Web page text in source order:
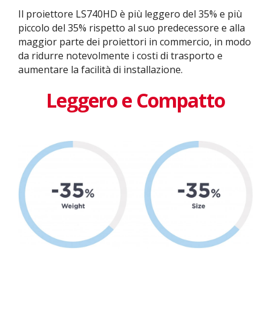
Il proiettore LS740HD è più leggero del 35% e più
piccolo del 35% rispetto al suo predecessore e alla
maggior parte dei proiettori in commercio, in modo
da ridurre notevolmente i costi di trasporto e
aumentare la facilità di installazione.
Leggero e Compatto